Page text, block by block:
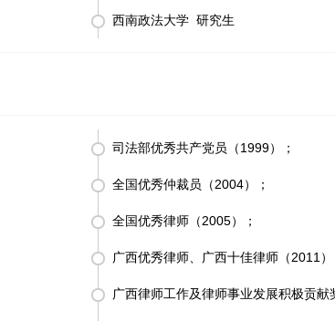
西南政法大学 研究生
司法部优秀共产党员（1999）；
全国优秀仲裁员（2004）；
全国优秀律师（2005）；
广西优秀律师、广西十佳律师（2011）
广西律师工作及律师事业发展积极贡献